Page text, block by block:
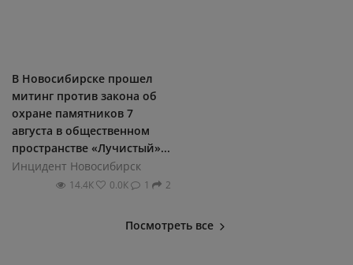
В Новосибирске прошел
митинг против закона об
охране памятников 7
августа в общественном
пространстве «Лучистый»...
Инцидент Новосибирск
14.4К 0.0К 1 2
Посмотреть все